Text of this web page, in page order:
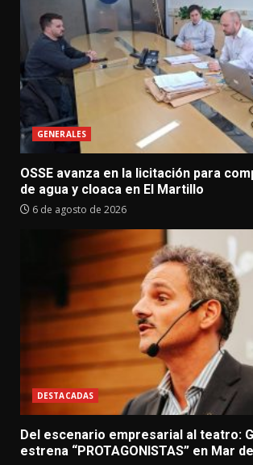
GENERALES
OSSE avanza en la licitación para
de agua y cloaca en El Martillo
6 de agosto de 2026
DESTACADAS
Del escenario empresarial al teatro:
estrena “PROTAGONISTAS” en Mar